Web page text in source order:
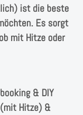
ist die beste
Es sorgt
mit Hitze oder
& DIY
Hitze) &